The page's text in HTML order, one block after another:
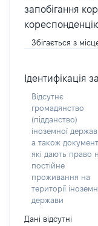
запобігання
Збігається з
Ідентифікація
Відсутнє
громадянство
(підданство)
іноземної
а також
які дають право
постійне
проживання на
території
держави
Дані відсутні